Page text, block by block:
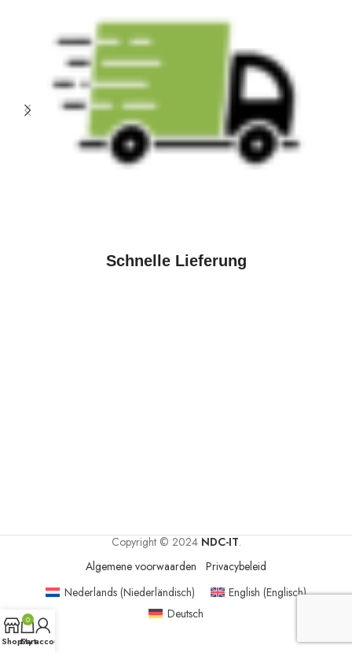
Schnelle Lieferung
Copyright © 2024 NDC-IT.
Algemene voorwaarden
Privacybeleid
Shop
0
Cart
My account
Nederlands(Niederländisch) English (Englisch)
Deutsch